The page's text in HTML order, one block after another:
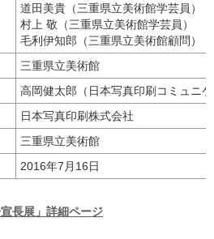
道田美貴（三重県立美術館学芸員）
村上 敬（三重県立美術館学芸員）
毛利伊知郎（三重県立美術館顧問）
三重県立美術館
高岡健太郎（日本写真印刷コミュニ
日本写真印刷株式会社
三重県立美術館
2016年7月16日
長展」詳細ページ